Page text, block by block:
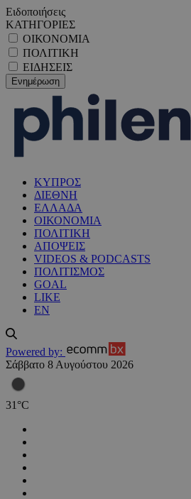
Ειδοποιήσεις
ΚΑΤΗΓΟΡΙΕΣ
ΟΙΚΟΝΟΜΙΑ
ΠΟΛΙΤΙΚΗ
ΕΙΔΗΣΕΙΣ
ΚΥΠΡΟΣ
ΔΙΕΘΝΗ
ΕΛΛΑΔΑ
ΟΙΚΟΝΟΜΙΑ
ΠΟΛΙΤΙΚΗ
ΑΠΟΨΕΙΣ
VIDEOS & PODCASTS
ΠΟΛΙΤΙΣΜΟΣ
GOAL
LIKE
EN
Powered by:
Σάββατο 8 Αυγούστου 2026
31 °C